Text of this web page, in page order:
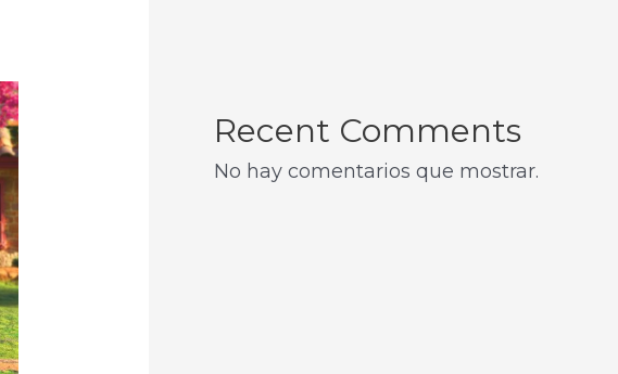
Recent Comments
No hay comentarios que mostrar.